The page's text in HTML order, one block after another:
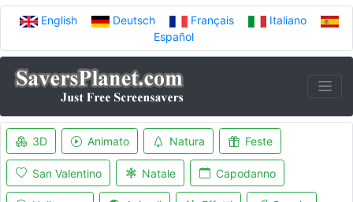
English Deutsch Français
Italiano
Español
3D Animato Natura Feste
San Valentino Natale Capodanno